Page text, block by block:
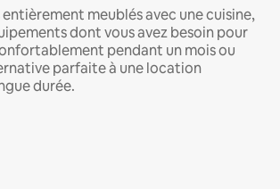
meublés avec une cuisine,
dont vous avez besoin pour
pendant un mois ou
parfaite à une location
durée.